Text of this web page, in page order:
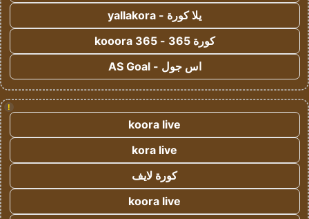
يلا كورة - yallakora
كورة 365 - kooora 365
اس جول - AS Goal
!
koora live
kora live
كورة لايف
koora live